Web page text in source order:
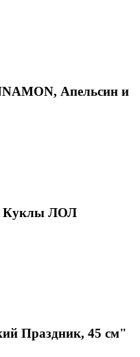
Апельсин и
Куклы ЛОЛ
Праздник, 45 см"